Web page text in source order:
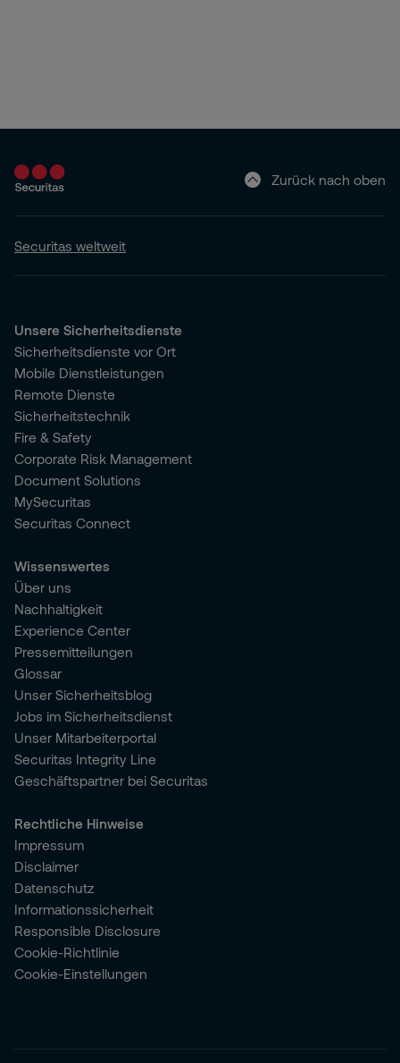
Zurück nach oben
Securitas weltweit
Unsere Sicherheitsdienste
Sicherheitsdienste vor Ort
Mobile Dienstleistungen
Remote Dienste
Sicherheitstechnik
Fire & Safety
Corporate Risk Management
Document Solutions
MySecuritas
Securitas Connect
Wissenswertes
Über uns
Nachhaltigkeit
Experience Center
Pressemitteilungen
Glossar
Unser Sicherheitsblog
Jobs im Sicherheitsdienst
Unser Mitarbeiterportal
Securitas Integrity Line
Geschäftspartner bei Securitas
Rechtliche Hinweise
Impressum
Disclaimer
Datenschutz
Informationssicherheit
Responsible Disclosure
Cookie-Richtlinie
Cookie-Einstellungen